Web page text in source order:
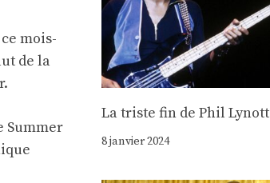
mois-
de la
Summer
La triste fin de Phil Lynott
8 janvier 2024